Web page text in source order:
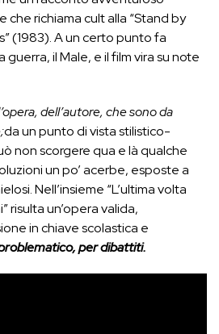
richiama cult alla “Stand by
(1983). A un certo punto fa
guerra, il Male, e il film vira su note
dell’autore, che sono da
da un punto di vista stilistico-
non scorgere qua e là qualche
un po’ acerbe, esposte a
Nell’insieme “L’ultima volta
risulta un’opera valida,
in chiave scolastica e
per dibattiti.